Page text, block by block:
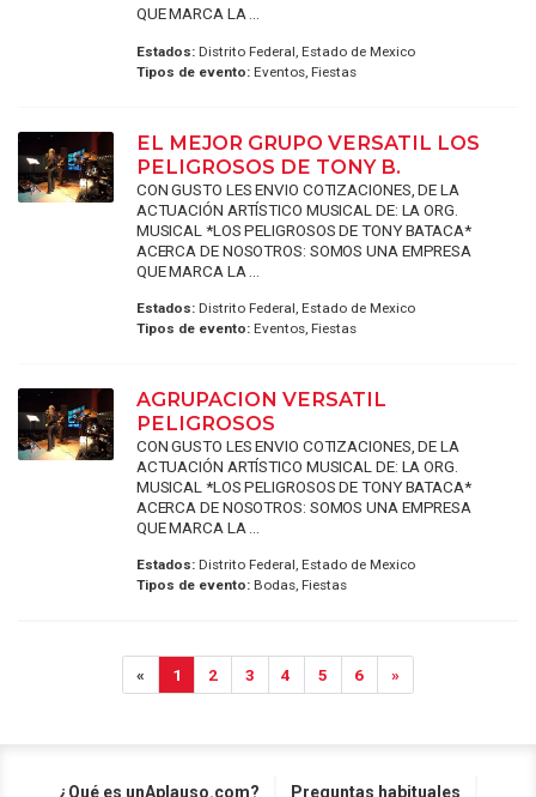
QUE MARCA LA ...
Estados:Distrito Federal, Estado de Mexico
Tipos de evento:Eventos, Fiestas
EL MEJOR GRUPO VERSATIL LOS
PELIGROSOS DE TONY B.
CON GUSTO LES ENVIO COTIZACIONES, DE LA
ACTUACIÓN ARTÍSTICO MUSICAL DE: LA ORG.
MUSICAL *LOS PELIGROSOS DE TONY BATACA*
ACERCA DE NOSOTROS: SOMOS UNA EMPRESA
QUE MARCA LA ...
Estados:Distrito Federal, Estado de Mexico
Tipos de evento:Eventos, Fiestas
AGRUPACION VERSATIL
PELIGROSOS
CON GUSTO LES ENVIO COTIZACIONES, DE LA
ACTUACIÓN ARTÍSTICO MUSICAL DE: LA ORG.
MUSICAL *LOS PELIGROSOS DE TONY BATACA*
ACERCA DE NOSOTROS: SOMOS UNA EMPRESA
QUE MARCA LA ...
Estados:Distrito Federal, Estado de Mexico
Tipos de evento:Bodas, Fiestas
« 1 2 3 4 5 6 »
¿Qué es unAplauso.com? Preguntas habituales